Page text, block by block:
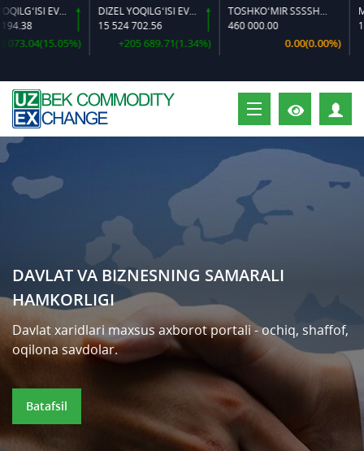
DIZEL YOQILG‘ISI EVRO L-K-4
DIZEL YOQILG‘ISI EVRO-L II K-4 SSDF
15 524 702.56
+205 689.71(1.34%)
TOSHKO‘MIR SSSSH-13
460 000.00
0.00(0.00%)
MIS KATODI
174 223
-1 438
DAVLAT VA BIZNESNING SAMARALI
HAMKORLIGI
Davlat xaridlari maxsus axborot portali - ochiq, shaffof,
oqilona savdolar.
Batafsil